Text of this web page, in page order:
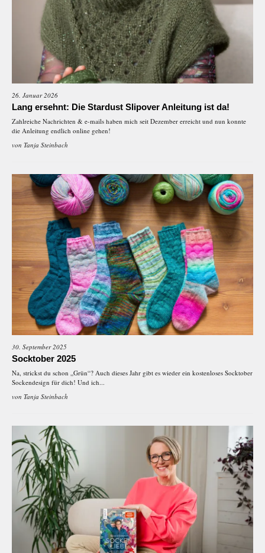
26. Januar 2026
Lang ersehnt: Die Stardust Slipover Anleitung ist da!
Zahlreiche Nachrichten & e-mails haben mich seit Dezember erreicht und nun konnte
die Anleitung endlich online gehen!
von Tanja Steinbach
30. September 2025
Socktober 2025
Na, strickst du schon „Grün“? Auch dieses Jahr gibt es wieder ein kostenloses Socktober
Sockendesign für dich! Und ich...
von Tanja Steinbach